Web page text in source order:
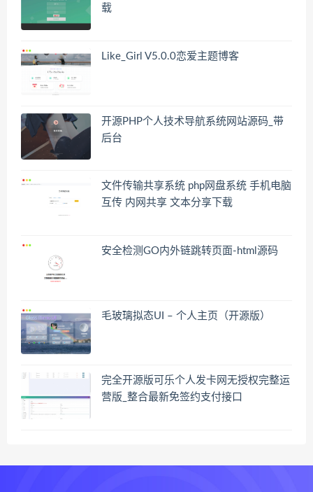
载
Like_Girl V5.0.0恋爱主题博客
开源PHP个人技术导航系统网站源码_带
后台
文件传输共享系统 php网盘系统 手机电脑
互传 内网共享 文本分享下载
安全检测GO内外链跳转页面-html源码
毛玻璃拟态UI – 个人主页（开源版）
完全开源版可乐个人发卡网无授权完整运
营版_整合最新免签约支付接口